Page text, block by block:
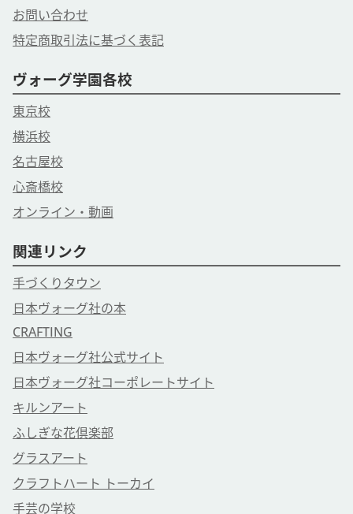
お問い合わせ
特定商取引法に基づく表記
ヴォーグ学園各校
東京校
横浜校
名古屋校
心斎橋校
オンライン・動画
関連リンク
手づくりタウン
日本ヴォーグ社の本
CRAFTING
日本ヴォーグ社公式サイト
日本ヴォーグ社コーポレートサイト
キルンアート
ふしぎな花倶楽部
グラスアート
クラフトハート トーカイ
手芸の学校